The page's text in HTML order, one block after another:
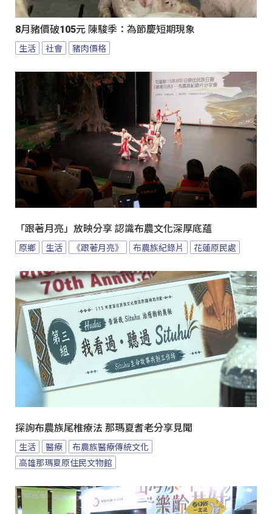
8月豬價破105元 陳駿季：為節慶短期現象
生活 社會 豬肉價格
「跟著月亮」放映分享 認識布農文化深厚底蘊
原鄉 生活 《跟著月亮》 布農族紀錄片 花蓮原民處
探詢布農族尾椎療法 那瑪夏耆老分享見聞
生活 醫療
布農族醫療傳統文化
高雄那瑪夏原住民文物館